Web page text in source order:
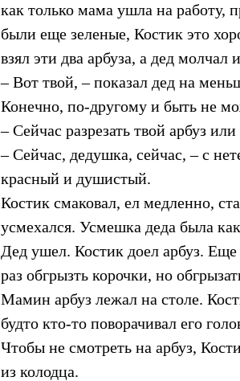
как только мама ушла на работу,
были еще зеленые, Костик это
взял эти два арбуза, а дед молчал
– Вот твой, – показал дед на
Конечно, по-другому и быть не
– Сейчас разрезать твой арбуз
– Сейчас, дедушка, сейчас, – с
красный и душистый.
Костик смаковал, ел медленно,
усмехался. Усмешка деда была
Дед ушел. Костик доел арбуз.
раз обгрызть корочки, но
Мамин арбуз лежал на столе.
будто кто-то поворачивал его
Чтобы не смотреть на арбуз,
из колодца.